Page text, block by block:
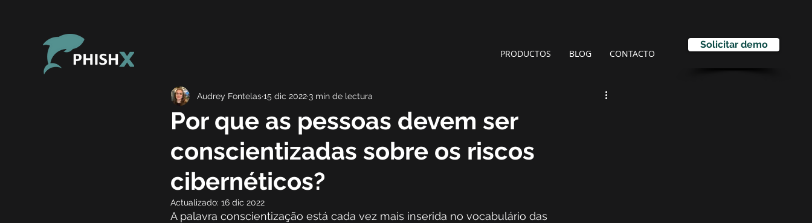
PRODUCTOS BLOG CONTACTO
Solicitar demo
Por que as pessoas devem ser
conscientizadas sobre os riscos
cibernéticos?
Audrey Fontelas15 dic 20223 min de lectura
Actualizado: 16 dic 2022
A palavra conscientização está cada vez mais inserida no vocabulário das